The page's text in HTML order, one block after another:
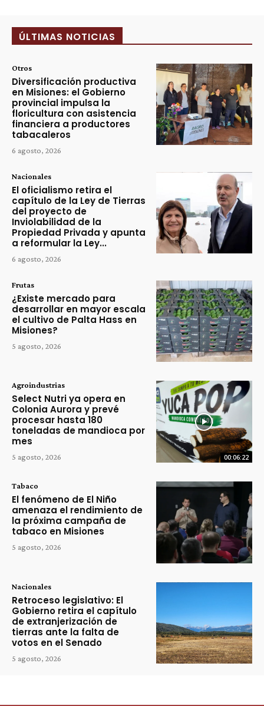
ÚLTIMAS NOTICIAS
Otros
Diversificación productiva
en Misiones: el Gobierno
provincial impulsa la
floricultura con asistencia
financiera a productores
tabacaleros
6 agosto, 2026
Nacionales
El oficialismo retira el
capítulo de la Ley de Tierras
del proyecto de
Inviolabilidad de la
Propiedad Privada y apunta
a reformular la Ley...
6 agosto, 2026
Frutas
¿Existe mercado para
desarrollar en mayor escala
el cultivo de Palta Hass en
Misiones?
5 agosto, 2026
00:06:22
Agroindustrias
Select Nutri ya opera en
Colonia Aurora y prevé
procesar hasta 180
toneladas de mandioca por
mes
5 agosto, 2026
Tabaco
El fenómeno de El Niño
amenaza el rendimiento de
la próxima campaña de
tabaco en Misiones
5 agosto, 2026
Nacionales
Retroceso legislativo: El
Gobierno retira el capítulo
de extranjerización de
tierras ante la falta de
votos en el Senado
5 agosto, 2026